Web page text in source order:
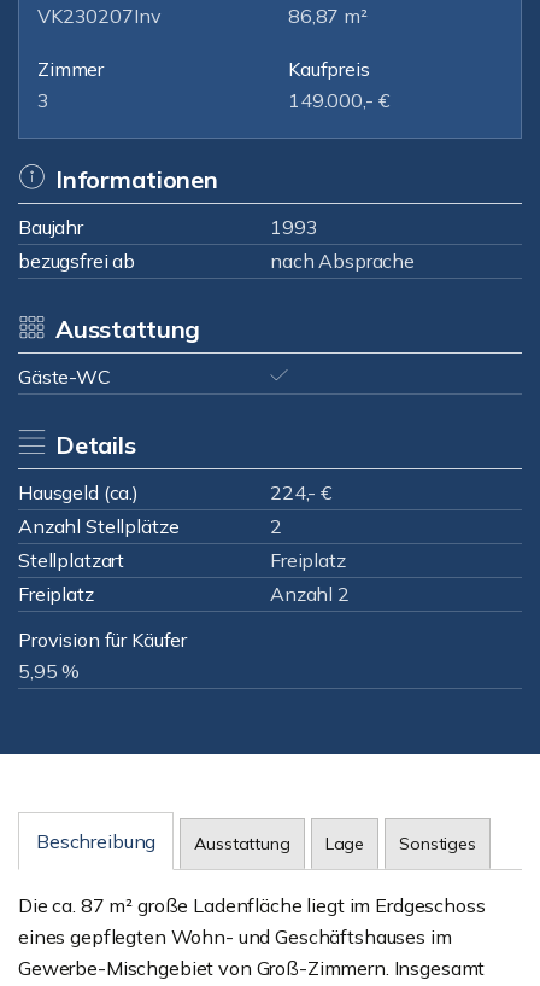
VK230207Inv
86,87 m²
Zimmer
3
Kaufpreis
149.000,- €
Informationen
Baujahr
1993
bezugsfrei ab
nach Absprache
Ausstattung
Gäste-WC
Details
Hausgeld (ca.)
224,- €
Anzahl Stellplätze
2
Stellplatzart
Freiplatz
Freiplatz
Anzahl 2
Provision für Käufer
5,95 %
Beschreibung Ausstattung Lage Sonstiges
Die ca. 87 m² große Ladenfläche liegt im Erdgeschoss
eines gepflegten Wohn- und Geschäftshauses im
Gewerbe-Mischgebiet von Groß-Zimmern. Insgesamt